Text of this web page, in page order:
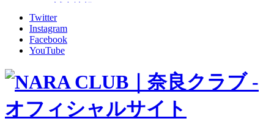
グッズ
ファンコミュニティ
普及・育成
ホームタウン
その他
2026/27トップチーム
2026/27トップチームスタッフ
Twitter
Instagram
Facebook
YouTube